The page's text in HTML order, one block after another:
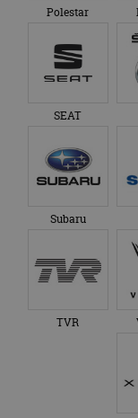
Polestar
SEAT
Subaru
TVR